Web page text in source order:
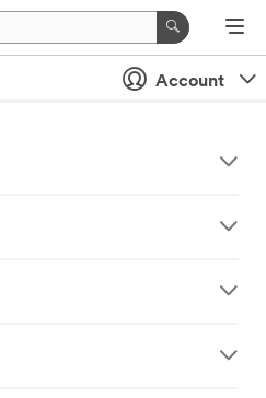
Account